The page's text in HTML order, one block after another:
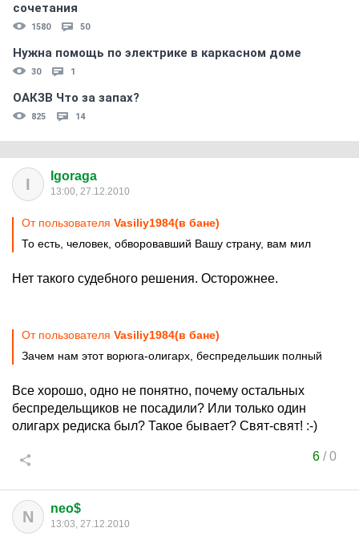
сочетания
1580 50
Нужна помощь по электрике в каркасном доме
30 1
ОАКЗВ Что за запах?
825 14
I Igoraga
13:00, 27.12.2010
От пользователя Vasiliy1984(в бане)
То есть, человек, обворовавший Вашу страну, вам мил
Нет такого судебного решения. Осторожнее.
От пользователя Vasiliy1984(в бане)
Зачем нам этот ворюга-олигарх, беспредельшик полный
Все хорошо, одно не понятно, почему остальных
беспредельщиков не посадили? Или только один
олигарх редиска был? Такое бывает? Свят-свят! :-)
6/0
N neo$
13:03, 27.12.2010